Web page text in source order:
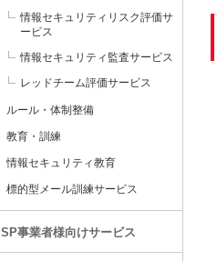
情報セキュリティリスク評価サ
ービス
情報セキュリティ監査サービス
レッドチーム評価サービス
ルール・体制整備
教育・訓練
情報セキュリティ教育
標的型メール訓練サービス
ISP事業者様向けサービス